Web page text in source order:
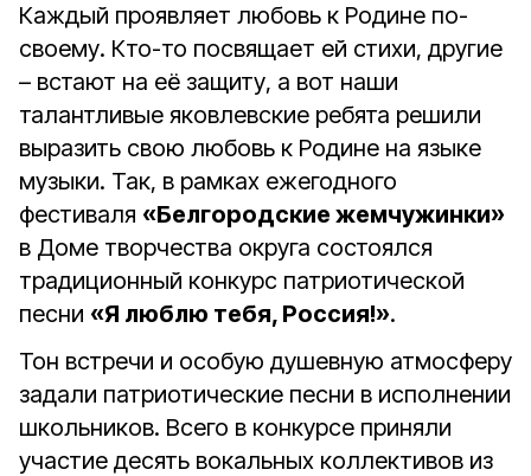
Каждый проявляет любовь к Родине по-
своему. Кто-то посвящает ей стихи, другие
– встают на её защиту, а вот наши
талантливые яковлевские ребята решили
выразить свою любовь к Родине на языке
музыки. Так, в рамках ежегодного
фестиваля «Белгородские жемчужинки»
в Доме творчества округа состоялся
традиционный конкурс патриотической
песни «Я люблю тебя, Россия!».
Тон встречи и особую душевную атмосферу
задали патриотические песни в исполнении
школьников. Всего в конкурсе приняли
участие десять вокальных коллективов из